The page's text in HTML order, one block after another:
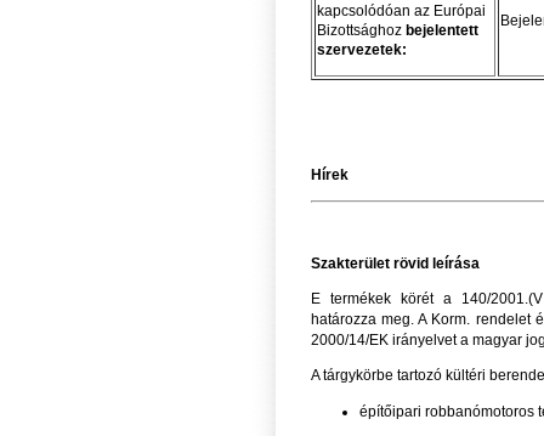
kapcsolódóan az Európai
Bizottsághoz bejelentett
szervezetek:
Hírek
Szakterület rövid leírása
E termékek körét a 140/
határozza meg. A Korm. rendelet
2000/14/EK irányelvet a magyar
A tárgykörbe tartozó kültéri
építőipari robbanómotoros